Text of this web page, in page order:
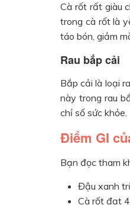
Cà rốt rất giàu
trong cà rốt là
táo bón, giảm
Rau bắp cải
Bắp cải là loại
này trong rau
chỉ số sức khỏe.
Điểm GI
Bạn đọc tham
Đậu xanh
Cà rốt đạt